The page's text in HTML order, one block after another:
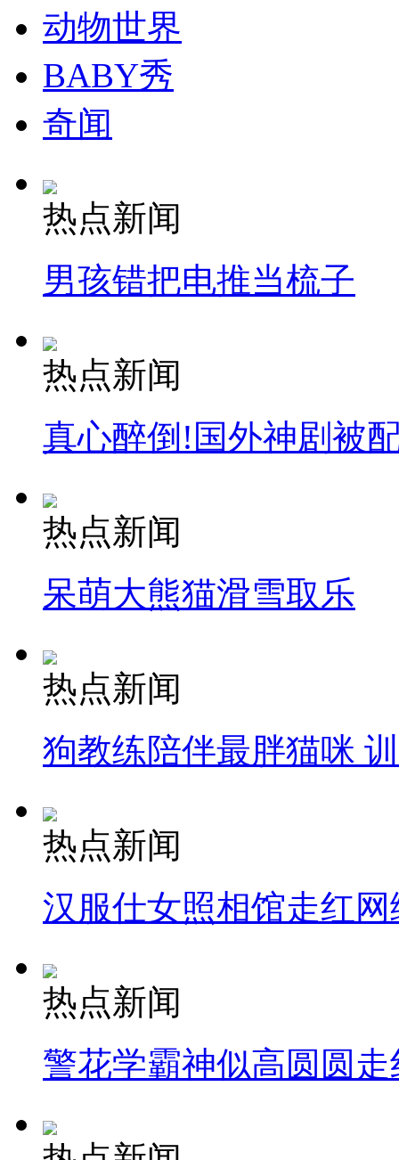
走！跟着总书记去植树
动物世界
BABY秀
奇闻
热点新闻
男孩错把电推当梳子
热点新闻
真心醉倒!国外神剧被
热点新闻
呆萌大熊猫滑雪取乐
热点新闻
狗教练陪伴最胖猫咪
热点新闻
汉服仕女照相馆走红网
热点新闻
警花学霸神似高圆圆走